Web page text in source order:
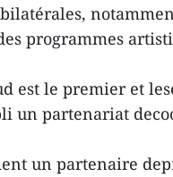
programmes
est le premier et
un partenariat
un partenaire